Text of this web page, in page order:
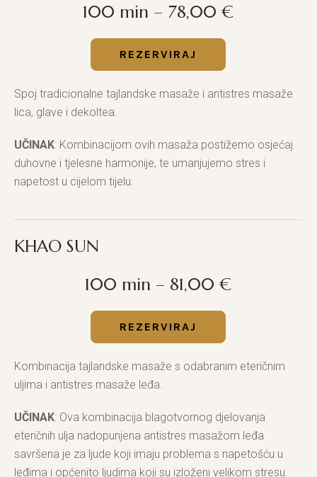
100 min – 78,00 €
REZERVIRAJ
Spoj tradicionalne tajlandske masaže i antistres masaže
lica, glave i dekoltea.
UČINAK: Kombinacijom ovih masaža postižemo osjećaj
duhovne i tjelesne harmonije, te umanjujemo stres i
napetost u cijelom tijelu.
KHAO SUN
100 min – 81,00 €
REZERVIRAJ
Kombinacija tajlandske masaže s odabranim eteričnim
uljima i antistres masaže leđa.
UČINAK: Ova kombinacija blagotvornog djelovanja
eteričnih ulja nadopunjena antistres masažom leđa
savršena je za ljude koji imaju problema s napetošću u
leđima i općenito ljudima koji su izloženi velikom stresu.